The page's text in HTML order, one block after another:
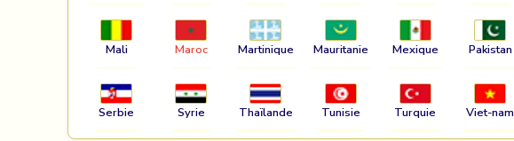
Mali Maroc Martinique Mauritanie Mexique Pakistan
Serbie Syrie Thaïlande Tunisie Turquie Viet-nam